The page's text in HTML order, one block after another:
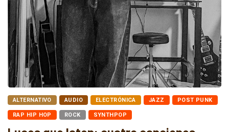
ALTERNATIVO AUDIO ELECTRÓNICA JAZZ POST PUNK
RAP HIP HOP ROCK SYNTHPOP